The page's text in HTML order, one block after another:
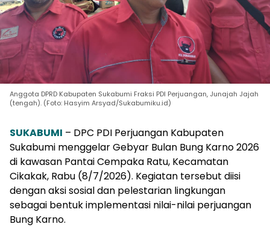
Anggota DPRD Kabupaten Sukabumi Fraksi PDI Perjuangan, Junajah Jajah
(tengah). (Foto: Hasyim Arsyad/Sukabumiku.id)
SUKABUMI – DPC PDI Perjuangan Kabupaten
Sukabumi menggelar Gebyar Bulan Bung Karno 2026
di kawasan Pantai Cempaka Ratu, Kecamatan
Cikakak, Rabu (8/7/2026). Kegiatan tersebut diisi
dengan aksi sosial dan pelestarian lingkungan
sebagai bentuk implementasi nilai-nilai perjuangan
Bung Karno.